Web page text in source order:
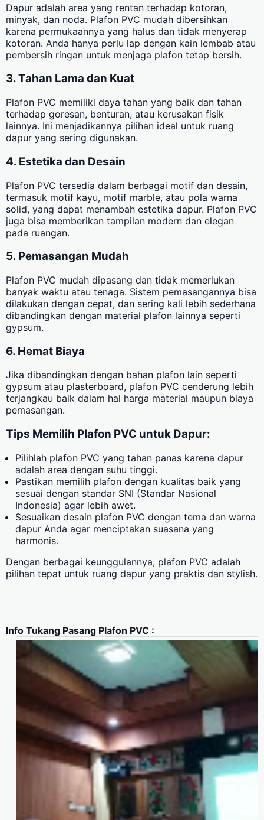
Dapur adalah area yang rentan terhadap kotoran,
minyak, dan noda. Plafon PVC mudah dibersihkan
karena permukaannya yang halus dan tidak menyerap
kotoran. Anda hanya perlu lap dengan kain lembab atau
pembersih ringan untuk menjaga plafon tetap bersih.
3. Tahan Lama dan Kuat
Plafon PVC memiliki daya tahan yang baik dan tahan
terhadap goresan, benturan, atau kerusakan fisik
lainnya. Ini menjadikannya pilihan ideal untuk ruang
dapur yang sering digunakan.
4. Estetika dan Desain
Plafon PVC tersedia dalam berbagai motif dan desain,
termasuk motif kayu, motif marble, atau pola warna
solid, yang dapat menambah estetika dapur. Plafon PVC
juga bisa memberikan tampilan modern dan elegan
pada ruangan.
5. Pemasangan Mudah
Plafon PVC mudah dipasang dan tidak memerlukan
banyak waktu atau tenaga. Sistem pemasangannya bisa
dilakukan dengan cepat, dan sering kali lebih sederhana
dibandingkan dengan material plafon lainnya seperti
gypsum.
6. Hemat Biaya
Jika dibandingkan dengan bahan plafon lain seperti
gypsum atau plasterboard, plafon PVC cenderung lebih
terjangkau baik dalam hal harga material maupun biaya
pemasangan.
Tips Memilih Plafon PVC untuk Dapur:
Pilihlah plafon PVC yang tahan panas karena dapur
adalah area dengan suhu tinggi.
Pastikan memilih plafon dengan kualitas baik yang
sesuai dengan standar SNI (Standar Nasional
Indonesia) agar lebih awet.
Sesuaikan desain plafon PVC dengan tema dan warna
dapur Anda agar menciptakan suasana yang
harmonis.
Dengan berbagai keunggulannya, plafon PVC adalah
pilihan tepat untuk ruang dapur yang praktis dan stylish.
Info Tukang Pasang Plafon PVC :